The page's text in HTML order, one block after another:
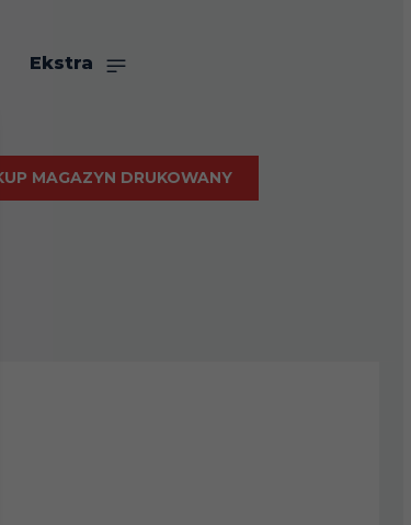
Ekstra
MAGAZYN DRUKOWANY